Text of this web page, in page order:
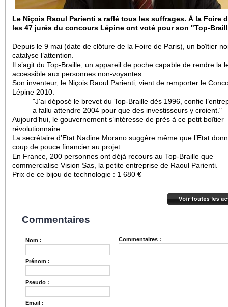
Le Niçois Raoul Parienti a raflé tous les suffrages. À la Foire
les 47 jurés du concours Lépine ont voté pour son "Top-
Depuis le 9 mai (date de clôture de la Foire de Paris), un boîtier
catalyse l’attention.
Il s’agit du Top-Braille, un appareil de poche capable de rendre la
accessible aux personnes non-voyantes.
Son inventeur, le Niçois Raoul Parienti, vient de remporter le
Lépine 2010.
"J'ai déposé le brevet du Top-Braille dès 1996, confie
a fallu attendre 2004 pour que des investisseurs y croient."
Aujourd’hui, le gouvernement s’intéresse de près à ce petit boîtier
révolutionnaire.
La secrétaire d’Etat Nadine Morano suggère même que l’Etat
coup de pouce financier au projet.
En France, 200 personnes ont déjà recours au Top-Braille que
commercialise Vision Sas, la petite entreprise de Raoul Parienti.
Prix de ce bijou de technologie : 1 680 €
Commentaires
Nom :
Prénom :
Pseudo :
Email :
Commentaires :